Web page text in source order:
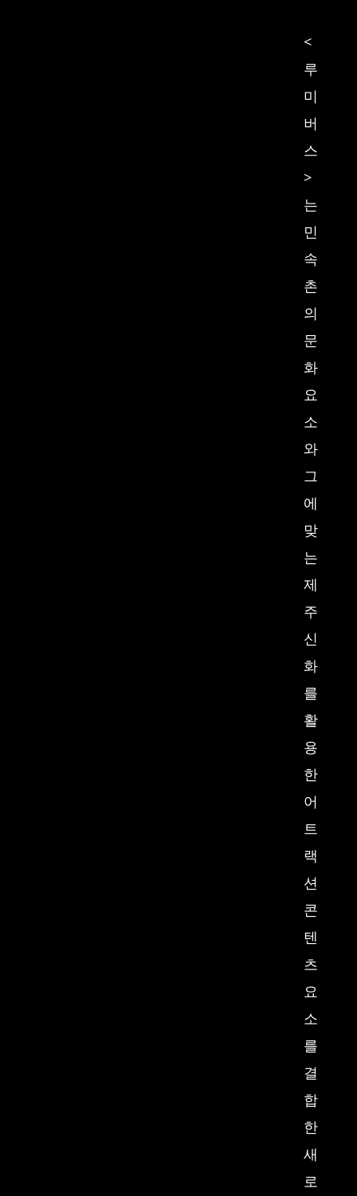
<
루
미
버
스
>
는
민
속
촌
의
문
화
요
소
와
그
에
맞
는
제
주
신
화
를
활
용
한
어
트
랙
션
콘
텐
츠
요
소
를
결
합
한
새
로